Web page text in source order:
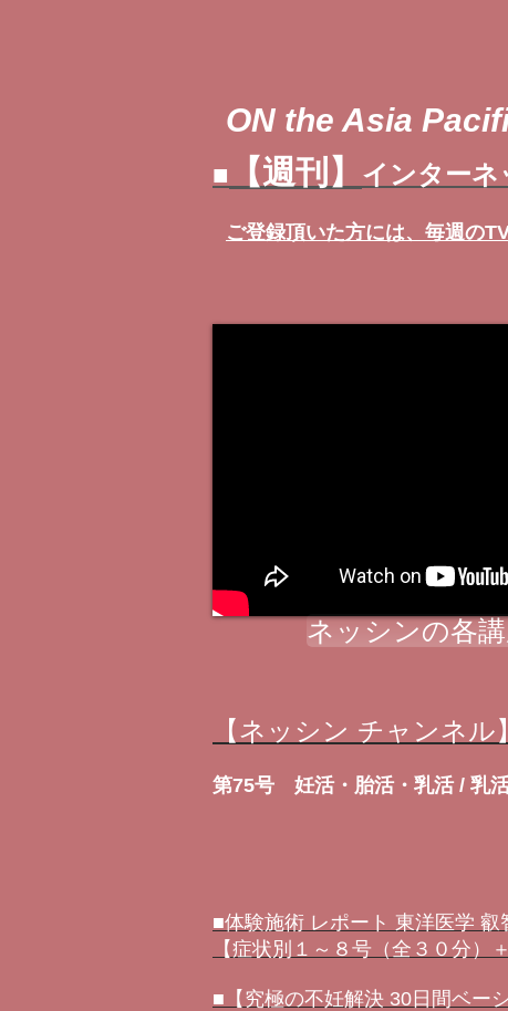
ON the Asia
■ 【週刊】 インターネ
ご登録頂いた方には、 毎週の
ネッシンの各
【ネッシン チャンネル】
第75号 妊活・胎活・乳活 / 乳
■体験施術 レポート 東洋医学
【症状別１～８号（全３０分）
■【究極の不妊解決 30日間ベー